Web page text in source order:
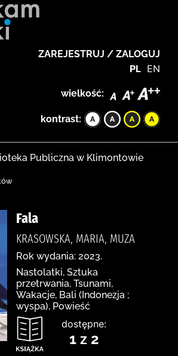
ZAREJESTRUJ / ZALOGUJ
PL EN
wielkość:
kontrast:
Publiczna w Klimontowie
Fala
KRASOWSKA, MARIA, MUZA
Rok wydania: 2023.
Nastolatki, Sztuka
przetrwania, Tsunami,
Wakacje, Bali (Indonezja ;
wyspa), Powieść
dostępne:
1 z 2